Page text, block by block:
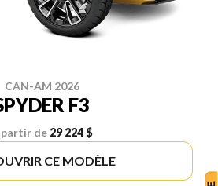
CAN-AM 2026
F3
de 29 224 $
CE MODÈLE